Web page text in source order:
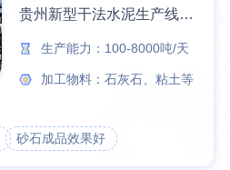
贵州新型干法水泥生产线现场
生产能力：100-8000吨/天
加工物料：石灰石、粘土等
砂石成品效果好